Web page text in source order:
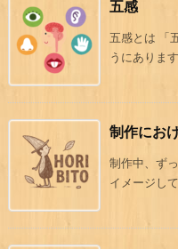
五感
五感とは 「
うにありま
制作にお
制作中、ず
イメージし